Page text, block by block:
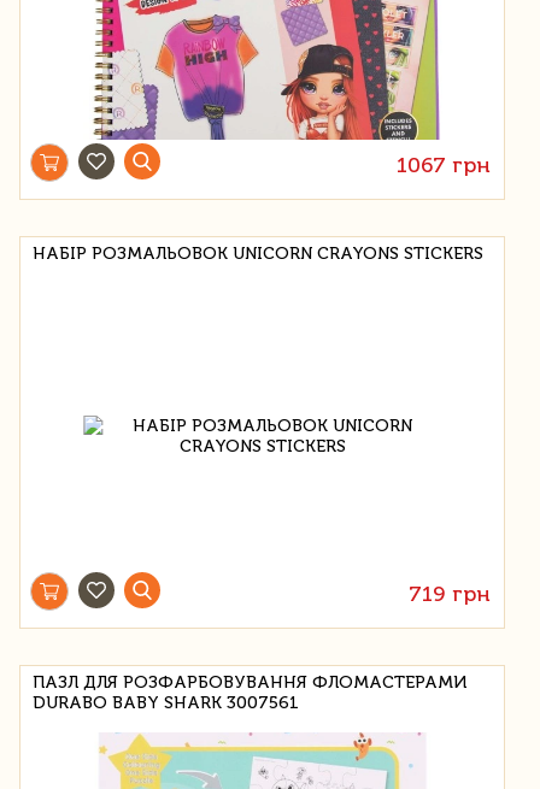
1067 грн
НАБІР РОЗМАЛЬОВОК UNICORN CRAYONS STICKERS
719 грн
ПАЗЛ ДЛЯ РОЗФАРБОВУВАННЯ ФЛОМАСТЕРАМИ
DURABO BABY SHARK 3007561